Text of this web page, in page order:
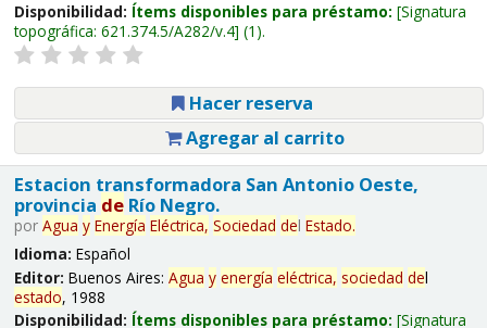
Disponibilidad: Ítems disponibles para préstamo: Signatura
topográfica: 621.374.5/A282/v.4 (1).
Hacer reserva
Agregar al carrito
Estacion transformadora San Antonio Oeste,
provincia deRío Negro.
por Agua y Energía Eléctrica, Sociedad del Estado.
Idioma: Español
Editor: Buenos Aires: Agua y energía eléctrica, sociedad del
estado, 1988
Disponibilidad: Ítems disponibles para préstamo: Signatura